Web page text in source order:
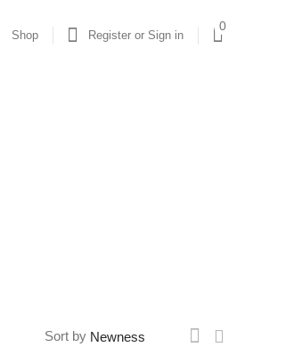
Shop Register or Sign in
0
Sort by